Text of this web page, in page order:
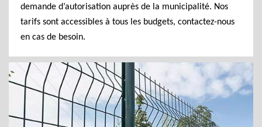
demande d’autorisation auprès de la municipalité. Nos
tarifs sont accessibles à tous les budgets, contactez-nous
en cas de besoin.